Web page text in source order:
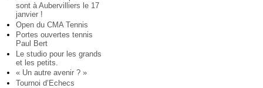
sont à Aubervilliers le 17
janvier !
Open du CMA Tennis
Portes ouvertes tennis
Paul Bert
Le studio pour les grands
et les petits.
« Un autre avenir ? »
Tournoi d’Echecs